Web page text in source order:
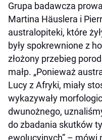
Grupa badawcza
Martina Häuslera i
australopiteki, które
były spokrewnione z
złożony przebieg
małp. „Ponieważ
Lucy z Afryki, miały
wykazywały
dwunożnego,
do zbadania skutków
ewolucyjnych” – mówi